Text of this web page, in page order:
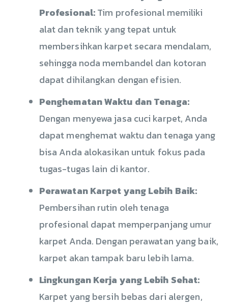
Profesional:Tim profesional memiliki
alat dan teknik yang tepat untuk
membersihkan karpet secara mendalam,
sehingga noda membandel dan kotoran
dapat dihilangkan dengan efisien.
Penghematan Waktu dan Tenaga:
Dengan menyewa jasa cuci karpet, Anda
dapat menghemat waktu dan tenaga yang
bisa Anda alokasikan untuk fokus pada
tugas-tugas lain di kantor.
Perawatan Karpet yang Lebih Baik:
Pembersihan rutin oleh tenaga
profesional dapat memperpanjang umur
karpet Anda. Dengan perawatan yang baik,
karpet akan tampak baru lebih lama.
Lingkungan Kerja yang Lebih Sehat:
Karpet yang bersih bebas dari alergen,